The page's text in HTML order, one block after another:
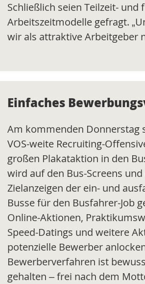
Schließlich seien Teilzeit- und
Arbeitszeitmodelle gefragt.
wir als attraktive Arbeitgeber
Einfaches
Am kommenden Donnerstag
VOS-weite Recruiting-
großen Plakataktion in den
wird auf den Bus-Screens und
Zielanzeigen der ein- und
Busse für den Busfahrer-Job
Online-Aktionen,
Speed-Datings und weitere
potenzielle Bewerber
Bewerberverfahren ist
gehalten – frei nach dem